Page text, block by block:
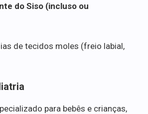
do Siso (incluso ou
de tecidos moles (freio labial,
para bebês e crianças,